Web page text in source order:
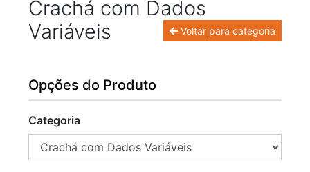
Crachá com Dados
Variáveis
Voltar para categoria
Opções do Produto
Categoria